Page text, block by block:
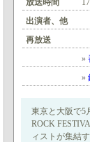
放送時間
出演者、他
再放送
»
»
東京と大阪で5
ROCK
ィストが集結